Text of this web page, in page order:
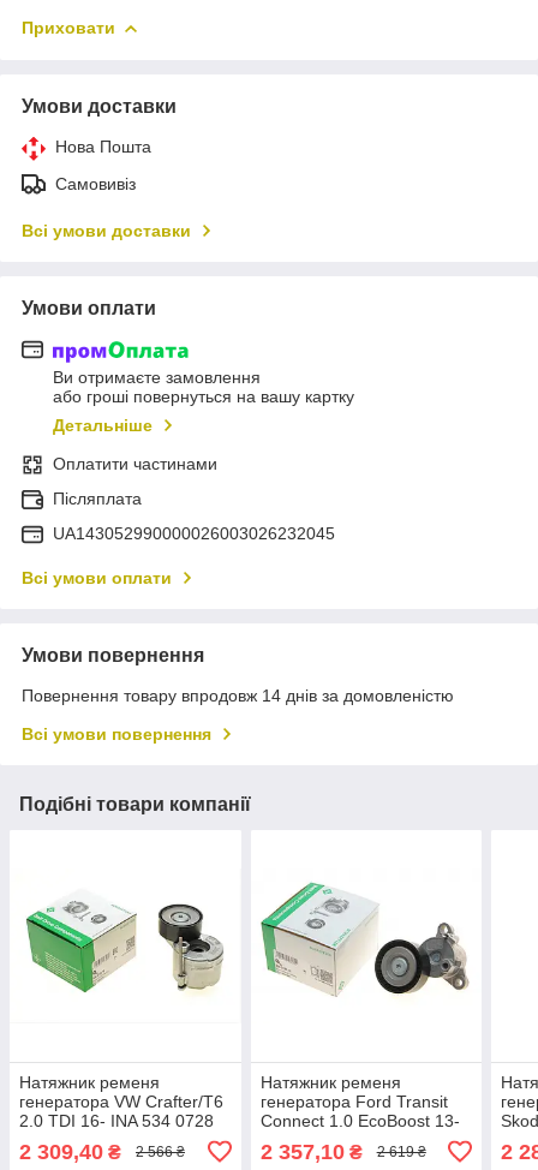
Приховати
Умови доставки
Нова Пошта
Самовивіз
Всі умови доставки
Умови оплати
Ви отримаєте замовлення
або гроші повернуться на вашу картку
Детальніше
Оплатити частинами
Післяплата
UA143052990000026003026232045
Всі умови оплати
Умови повернення
Повернення товару впродовж 14 днів за домовленістю
Всі умови повернення
Подібні товари компанії
Натяжник ременя
генератора VW Crafter/T6
2.0 TDI 16- INA 534 0728
2 309,40 ₴ 2 566 ₴
Натяжник ременя
генератора Ford Transit
Connect 1.0 EcoBoost 13-
(65x24) INA 534 0729 10
UA61
2 357,10₴ 2 619 ₴ 2